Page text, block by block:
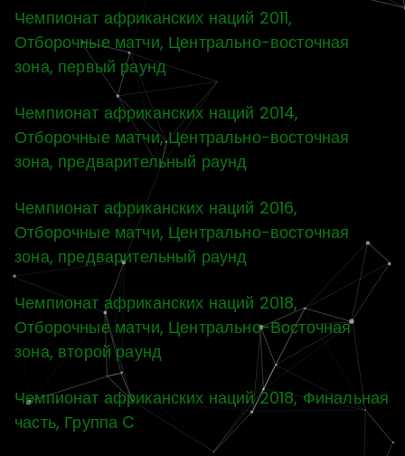
Чемпионат африканских наций 2011,
Отборочные матчи, Центрально-восточная
зона, первый раунд
Чемпионат африканских наций 2014,
Отборочные матчи, Центрально-восточная
зона, предварительный раунд
Чемпионат африканских наций 2016,
Отборочные матчи, Центрально-восточная
зона, предварительный раунд
Чемпионат африканских наций 2018,
Отборочные матчи, Центрально-Восточная
зона, второй раунд
Чемпионат африканских наций 2018, Финальная
часть, Группа C